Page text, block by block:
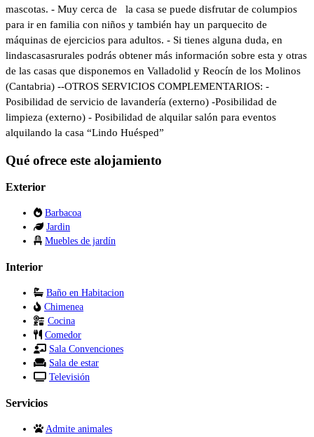
mascotas. - Muy cerca de la casa se puede disfrutar de columpios
para ir en familia con niños y también hay un parquecito de
máquinas de ejercicios para adultos. - Si tienes alguna duda, en
lindascasasrurales podrás obtener más información sobre esta y otras
de las casas que disponemos en Valladolid y Reocín de los Molinos
(Cantabria) --OTROS SERVICIOS COMPLEMENTARIOS: -
Posibilidad de servicio de lavandería (externo) -Posibilidad de
limpieza (externo) - Posibilidad de alquilar salón para eventos
alquilando la casa “Lindo Huésped”
Qué ofrece este alojamiento
Exterior
Barbacoa
Jardin
Muebles de jardín
Interior
Baño en Habitacion
Chimenea
Cocina
Comedor
Sala Convenciones
Sala de estar
Televisión
Servicios
Admite animales